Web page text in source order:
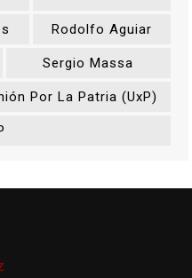
Rodolfo Aguiar
Sergio Massa
Por La Patria (UxP)